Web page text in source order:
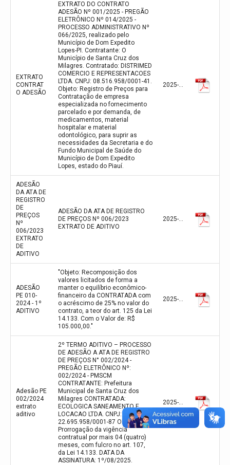
EXTRATO
CONTRAT
O ADESÃO
EXTRATO DO CONTRATO
ADESÃO Nº 001/2025 - PREGÃO
ELETRÔNICO Nº 014/2025 -
PROCESSO ADMINISTRATIVO Nº
066/2025, realizado pelo
Município de Dom Expedito
Lopes-PI. Contratante: O
Município de Santa Cruz dos
Milagres. Contratado: DISTRIMED
COMERCIO E REPRESENTACOES
LTDA. CNPJ: 08.516.958/0001-41.
Objeto: Registro de Preços para
Contratação de empresa
especializada no fornecimento
parcelado e por demanda, de
medicamentos, material
hospitalar e material
odontológico, para suprir as
necessidades da Secretaria e do
Fundo Municipal de Saúde do
Município de Dom Expedito
Lopes, estado do Piauí.
2025-10-13
ADESÃO
DA ATA DE
REGISTRO
DE
PREÇOS
Nº
006/2023
EXTRATO
DE
ADITIVO
ADESÃO DA ATA DE REGISTRO
DE PREÇOS Nº 006/2023
EXTRATO DE ADITIVO
2025-10-03
ADESÃO
PE 010-
2024 - 1º
ADITIVO
"Objeto: Recomposição dos
valores licitados de forma a
manter o equilíbrio econômico-
financeiro da CONTRATADA com
o acréscimo de 25% no valor do
contrato, a teor do art. 125 da Lei
14.133. Com o Valor de: R$
105.000,00."
2025-09-23
Adesão PE
002/2024
extrato
aditivo
2º TERMO ADITIVO – PROCESSO
DE ADESÃO A ATA DE REGISTRO
DE PREÇOS N° 002/2024 -
PREGÃO ELETRÔNICO Nº:
002/2024 - PMSCM
CONTRATANTE: Prefeitura
Municipal de Santa Cruz dos
Milagres CONTRATADA:
ECOLOGICA SANEAMENTO E
LOCACAO LTDA. CNPJ:
22.695.958/0001-87 OBJETO:
Prorrogação da vigência
contratual por mais 04 (quatro)
meses, com fulcro no art. 107,
da Lei 14.133. DATA DA
ASSINATURA: 1º/08/2025.
2025-08-01